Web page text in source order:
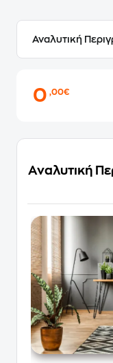
Αναλυτική
0,00€
Αναλυτική